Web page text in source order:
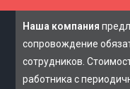
Наша компания
сопровождение
сотрудников.
работника с